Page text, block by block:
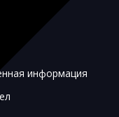
информация